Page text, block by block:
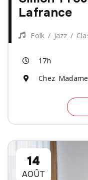
Lafrance
Folk / Jazz /
17h
Chez
14
AOÛT